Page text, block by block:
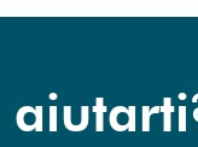
aiutarti